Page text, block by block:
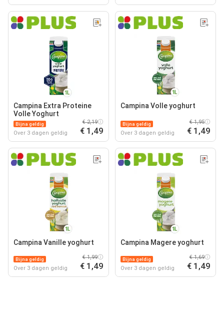
Campina Extra Proteine
Volle Yoghurt
Bijna geldig
Over 3 dagen geldig
€ 2,19
€ 1,49
Campina Volle yoghurt
Bijna geldig
Over 3 dagen geldig
€ 1,95
€ 1,49
Campina Vanille yoghurt
Bijna geldig
Over 3 dagen geldig
€ 1,99
€ 1,49
Campina Magere yoghurt
Bijna geldig
Over 3 dagen geldig
€ 1,69
€ 1,49